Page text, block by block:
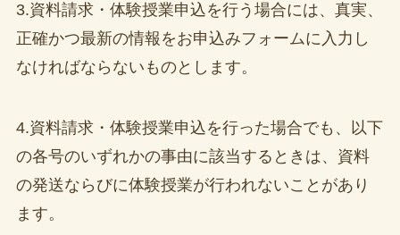
3.資料請求・体験授業申込を行う場合には、真実、
正確かつ最新の情報をお申込みフォームに入力し
なければならないものとします。
4.資料請求・体験授業申込を行った場合でも、以下
の各号のいずれかの事由に該当するときは、資料
の発送ならびに体験授業が行われないことがあり
ます。